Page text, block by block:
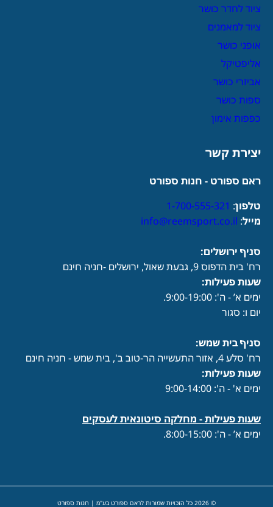
ציוד לחדר כושר
ציוד למאמנים
אופני כושר
אליפטיקל
אביזרי כושר
ספות כושר
כפפות אימון
יצירת קשר
ראם ספורט - חנות ספורט
טלפון:
1-700-555-321
מייל:
info@reemsport.co.il
סניף ירושלים:
רח' בית הדפוס 9, גבעת שאול, ירושלים -חניה חינם
שעות פעילות:
ימים א’ - ה': 9:00-19:00.
יום ו: סגור
סניף בית שמש:
רח' סלע 4, אזור התעשייה הר-טוב ב', בית שמש - חניה חינם
שעות פעילות:
ימים א' - ה': 9:00-14:00
שעות פעילות - מחלקה סיטונאית לעסקים
ימים א’ - ה': 8:00-15:00.
© 2026 כל הזכויות שמורות לראם ספורט בע"מ | חנות ספורט